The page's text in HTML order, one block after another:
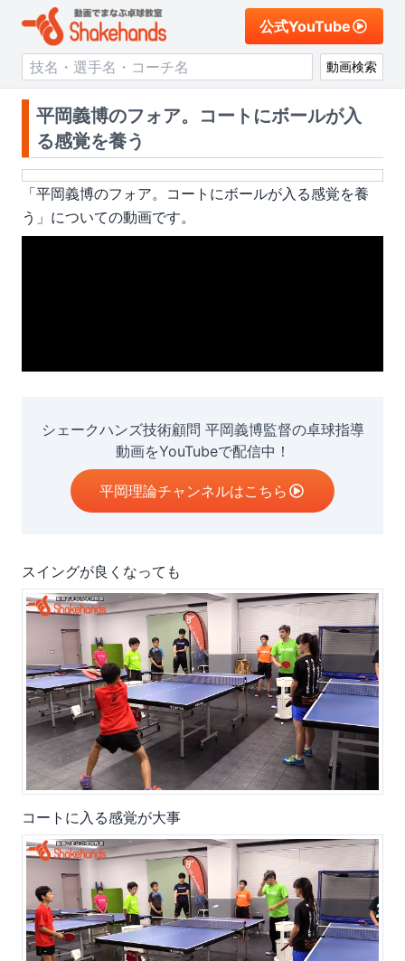
公式YouTube
動画検索
平岡義博のフォア。コートにボールが入
る感覚を養う
「平岡義博のフォア。コートにボールが入る感覚を養
う 」についての動画です。
シェークハンズ技術顧問 平岡義博監督の卓球指導
動画をYouTubeで配信中！
平岡理論チャンネルはこちら
スイングが良くなっても
コートに入る感覚が大事